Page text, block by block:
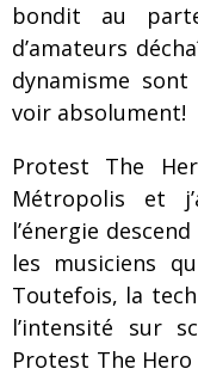
bondit au
d’amateurs
dynamisme
voir absolument!
Protest The
Métropolis et
l’énergie
les musiciens
Toutefois, la
l’intensité sur
Protest The